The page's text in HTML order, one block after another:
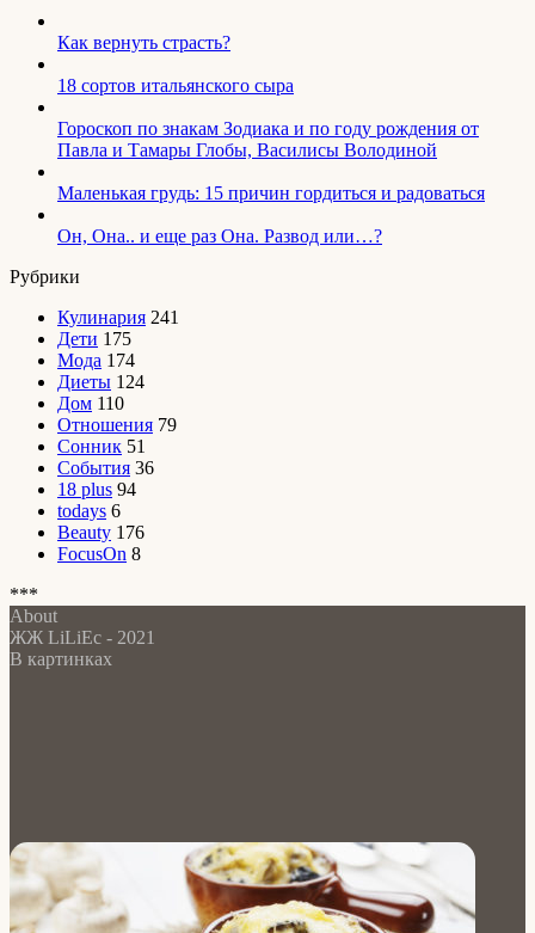
Как вернуть страсть?
18 сортов итальянского сыра
Гороскоп по знакам Зодиака и по году рождения от
Павла и Тамары Глобы, Василисы Володиной
Маленькая грудь: 15 причин гордиться и радоваться
Он, Она.. и еще раз Она. Развод или…?
Рубрики
Кулинария 241
Дети 175
Мода 174
Диеты 124
Дом 110
Отношения 79
Сонник 51
События 36
18 plus 94
todays 6
Beauty 176
FocusOn 8
***
About
ЖЖ LiLiEc - 2021
В картинках